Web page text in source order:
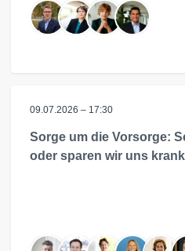
09.07.2026 – 17:30
Sorge um die Vorsorge:
oder sparen wir uns